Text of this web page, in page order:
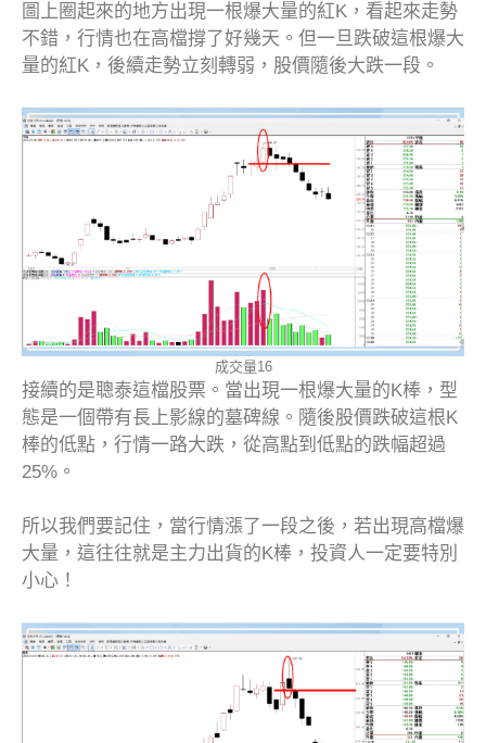
圖上圈起來的地方出現一根爆大量的紅K，看起來走勢
不錯，行情也在高檔撐了好幾天。但一旦跌破這根爆大
量的紅K，後續走勢立刻轉弱，股價隨後大跌一段。
成交量16
接續的是聰泰這檔股票。當出現一根爆大量的K棒，型
態是一個帶有長上影線的墓碑線。隨後股價跌破這根K
棒的低點，行情一路大跌，從高點到低點的跌幅超過
25%。
所以我們要記住，當行情漲了一段之後，若出現高檔爆
大量，這往往就是主力出貨的K棒，投資人一定要特別
小心！